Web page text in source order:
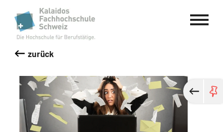
Kalaidos Fachhochschule Schweiz
zurück